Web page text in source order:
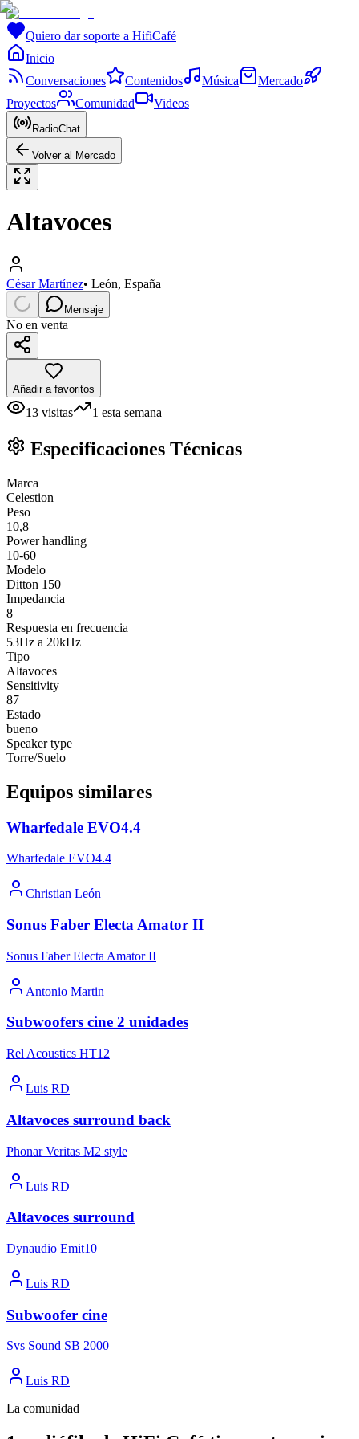
Quiero dar soporte a HifiCafé
Inicio
Conversaciones
Contenidos Música
Mercado
Proyectos
Comunidad Videos
RadioChat
Volver al Mercado
Altavoces
César Martínez• León, España
Mensaje
No en venta
Añadir a favoritos
13 visitas 1 esta semana
Especificaciones Técnicas
Marca
Celestion
Peso
10,8
Power handling
10-60
Modelo
Ditton 150
Impedancia
8
Respuesta en frecuencia
53Hz a 20kHz
Tipo
Altavoces
Sensitivity
87
Estado
bueno
Speaker type
Torre/Suelo
Equipos similares
Wharfedale EVO4.4
Wharfedale EVO4.4
Christian León
Sonus Faber Electa Amator II
Sonus Faber Electa Amator II
Antonio Martin
Subwoofers cine 2 unidades
Rel Acoustics HT12
Luis RD
Altavoces surround back
Phonar Veritas M2 style
Luis RD
Altavoces surround
Dynaudio Emit10
Luis RD
Subwoofer cine
Svs Sound SB 2000
Luis RD
La comunidad